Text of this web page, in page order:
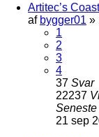
Artitec’s
af bygger01 »
1
2
3
4
37 Svar
22237
21 sep